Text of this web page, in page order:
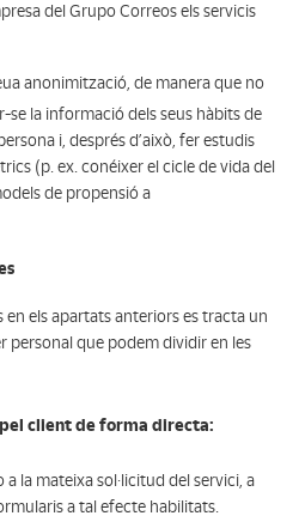
del Grupo Correos els servicis
anonimització, de manera que no
se la informació dels seus hàbits de
i, després d’això, fer estudis
(p. ex. conéixer el cicle de vida del
de propensió a
en els apartats anteriors es tracta un
personal que podem dividir en les
client de forma directa:
la mateixa sol·licitud del servici, a
a tal efecte habilitats.